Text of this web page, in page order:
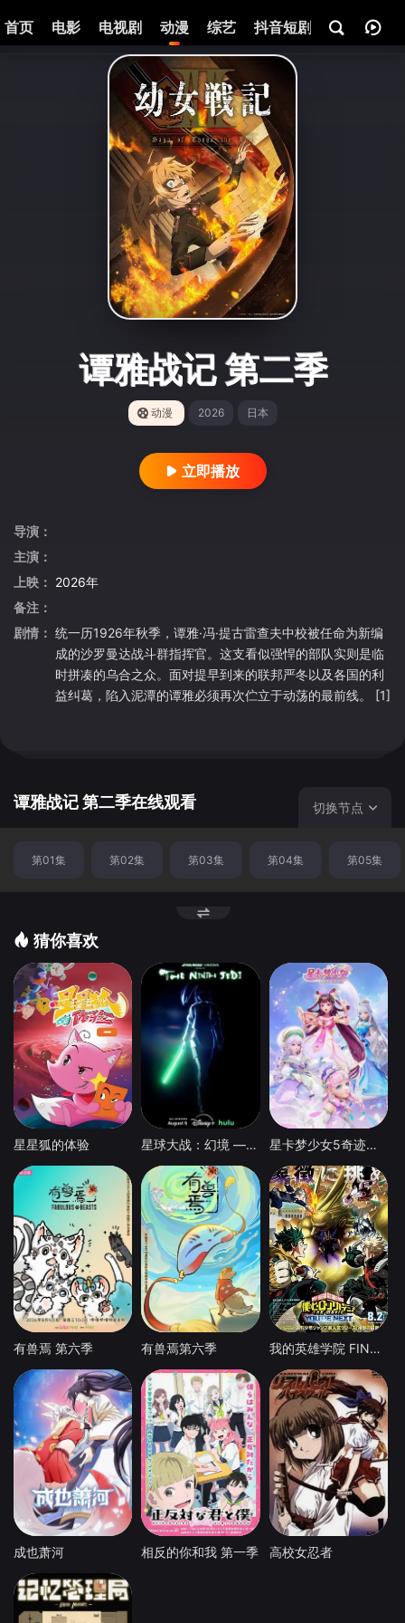
首页 电影 电视剧 动漫 综艺 抖音短剧 即将热映
谭雅战记 第二季
动漫 2026 日本
立即播放
导演：
主演：
上映： 2026年
备注：
剧情： 统一历1926年秋季，谭雅·冯·提古雷查夫中校被任命为新编
成的沙罗曼达战斗群指挥官。这支看似强悍的部队实则是临
时拼凑的乌合之众。面对提早到来的联邦严冬以及各国的利
益纠葛，陷入泥潭的谭雅必须再次伫立于动荡的最前线。 [1]
谭雅战记 第二季在线观看 切换节点
第01集 第02集 第03集 第04集 第05集
猜你喜欢
星星狐的体验 星球大战：幻境 — 第九个绝地武士 星卡梦少女5奇迹绽放
有兽焉 第六季 有兽焉第六季 我的英雄学院 FINAL SEASON 特别篇
成也萧河 相反的你和我 第一季 高校女忍者